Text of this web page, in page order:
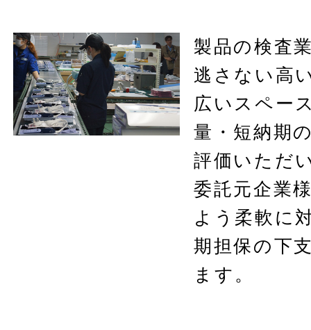
製品の検査
逃さない高
広いスペー
量・短納期
評価いただ
委託元企業
よう柔軟に
期担保の下
ます。